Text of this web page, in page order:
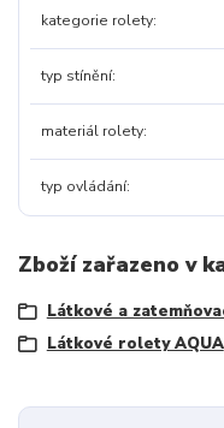
kategorie rolety
typ stínění
materiál rolety
typ ovládání
Zboží zařazeno v
Látkové a
Látkové rolety AQUA